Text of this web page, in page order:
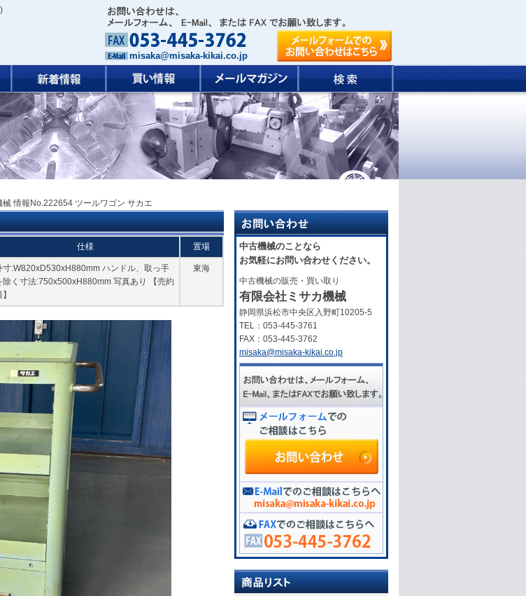
)
misaka@misaka-kikai.co.jp
械 情報No.222654 ツールワゴン サカエ
仕様 置場
寸:W820xD530xH880mm ハンドル、取っ手
除く寸法:750x500xH880mm 写真あり 【売約
東海
中古機械のことなら
お気軽にお問い合わせください。
中古機械の販売・買い取り
有限会社ミサカ機械
静岡県浜松市中央区入野町10205-5
TEL：053-445-3761
FAX：053-445-3762
misaka@misaka-kikai.co.jp